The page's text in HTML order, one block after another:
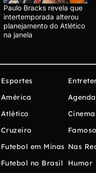
Paulo Bracks revela que
intertemporada alterou
planejamento do Atlético
na janela
Esportes
América
Atlético
Cruzeiro
Futebol em Minas
Futebol no Brasil
Agenda
Nas
Humor